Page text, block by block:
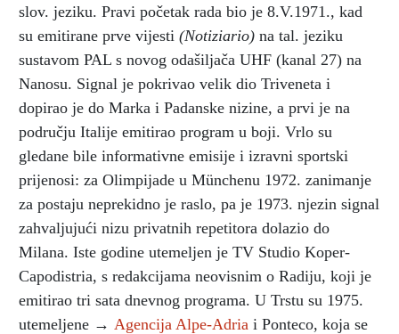
slov. jeziku. Pravi početak rada bio je 8.V.1971., kad
su emitirane prve vijesti (Notiziario) na tal. jeziku
sustavom PAL s novog odašiljača UHF (kanal 27) na
Nanosu. Signal je pokrivao velik dio Triveneta i
dopirao je do Marka i Padanske nizine, a prvi je na
području Italije emitirao program u boji. Vrlo su
gledane bile informativne emisije i izravni sportski
prijenosi: za Olimpijade u Münchenu 1972. zanimanje
za postaju neprekidno je raslo, pa je 1973. njezin signal
zahvaljujući nizu privatnih repetitora dolazio do
Milana. Iste godine utemeljen je TV Studio Koper-
Capodistria, s redakcijama neovisnim o Radiju, koji je
emitirao tri sata dnevnog programa. U Trstu su 1975.
utemeljene → Agencija Alpe-Adria i Ponteco, koja se